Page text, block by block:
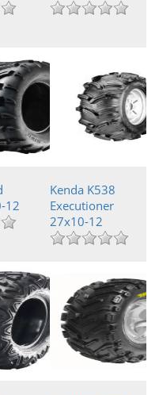
12
Kenda K538
Executioner
27x10-12